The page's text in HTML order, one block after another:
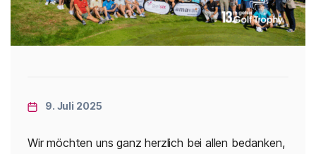
9. Juli 2025
Wir möchten uns ganz herzlich bei allen bedanken,